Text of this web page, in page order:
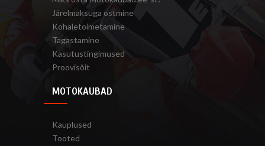
Järelmaksuga ostmine
Kohaletoimetamine
Tagastamine
Kasutustingimused
Proovisõit
MOTOKAUBAD
Kauplused
Tooted